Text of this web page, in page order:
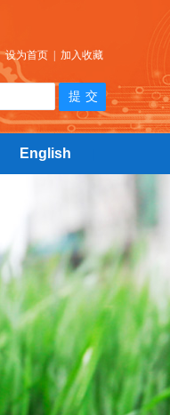
设为首页 加入收藏
English